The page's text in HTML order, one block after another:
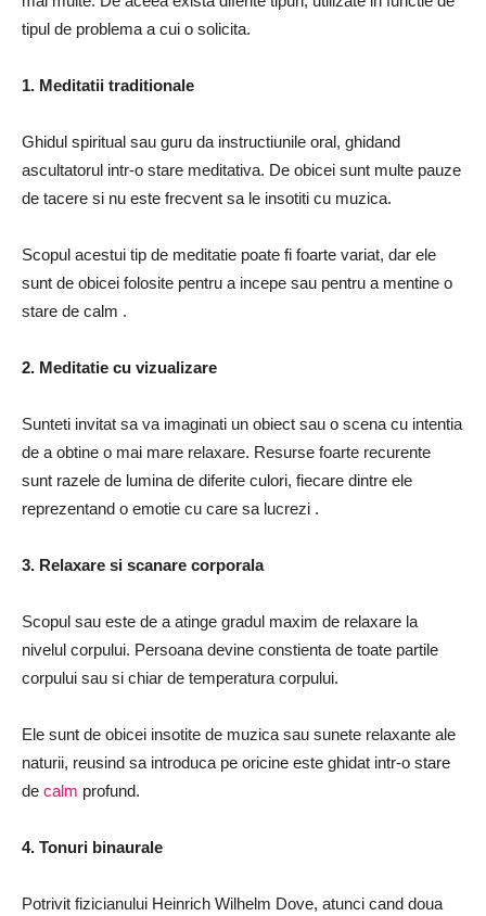
tipul de problema a cui o solicita.
1. Meditatii traditionale
Ghidul spiritual sau guru da instructiunile oral, ghidand
ascultatorul intr-o stare meditativa. De obicei sunt multe pauze
de tacere si nu este frecvent sa le insotiti cu muzica.
Scopul acestui tip de meditatie poate fi foarte variat, dar ele
sunt de obicei folosite pentru a incepe sau pentru a mentine o
stare de calm .
2. Meditatie cu vizualizare
Sunteti invitat sa va imaginati un obiect sau o scena cu intentia
de a obtine o mai mare relaxare. Resurse foarte recurente
sunt razele de lumina de diferite culori, fiecare dintre ele
reprezentand o emotie cu care sa lucrezi .
3. Relaxare si scanare corporala
Scopul sau este de a atinge gradul maxim de relaxare la
nivelul corpului. Persoana devine constienta de toate partile
corpului sau si chiar de temperatura corpului.
Ele sunt de obicei insotite de muzica sau sunete relaxante ale
naturii, reusind sa introduca pe oricine este ghidat intr-o stare
de calm profund.
4. Tonuri binaurale
Potrivit fizicianului Heinrich Wilhelm Dove, atunci cand doua